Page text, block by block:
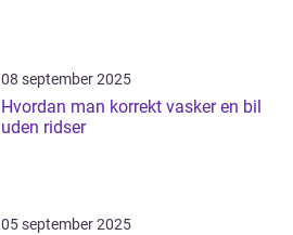
08 september 2025
Hvordan man korrekt vasker en bil
uden ridser
05 september 2025